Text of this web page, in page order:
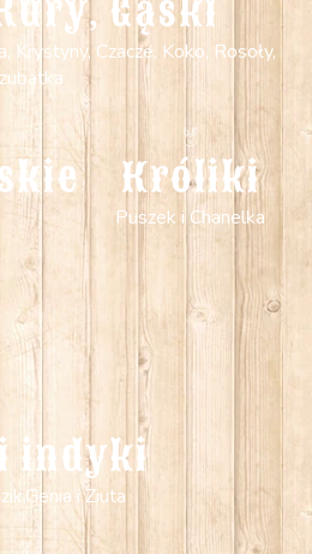
Gąski
Krystyny, Czacze, Koko, Rosoły,
Króliki
Puszek i Chanelka
indyki
i Ziuta